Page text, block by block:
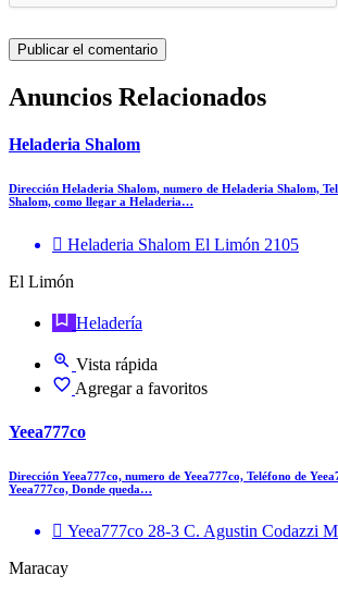
Anuncios Relacionados
Heladeria Shalom
Dirección Heladeria Shalom, numero de Heladeria Shalom,
Shalom, como llegar a Heladeria…
Heladeria Shalom El Limón 2105
El Limón
Heladería
Vista rápida
Agregar a favoritos
Yeea777co
Dirección Yeea777co, numero de Yeea777co, Teléfono de
Yeea777co, Donde queda…
Yeea777co 28-3 C. Agustin Codazzi
Maracay